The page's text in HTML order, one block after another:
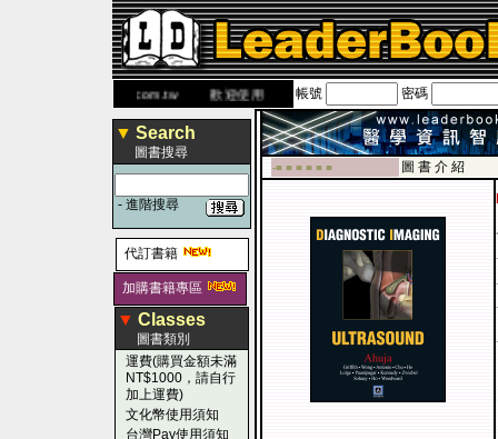
www.leaderbook.com.tw歡迎使用 國民旅遊卡！！
帳號 密碼
▼ Search
圖書搜尋
- 進階搜尋
代訂書籍
加購書籍專區
▼ Classes
圖書類別
運費(購買金額未滿
NT$1000，請自行
加上運費)
文化幣使用須知
台灣Pay使用須知
-■ ■ ■ ■ ■ ■ 圖 書 介 紹